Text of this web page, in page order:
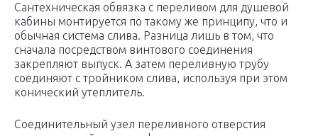
Сантехническая обвязка с переливом для душевой
кабины монтируется по такому же принципу, что и
обычная система слива. Разница лишь в том, что
сначала посредством винтового соединения
закрепляют выпуск. А затем переливную трубу
соединяют с тройником слива, используя при этом
конический утеплитель.
Соединительный узел переливного отверстия